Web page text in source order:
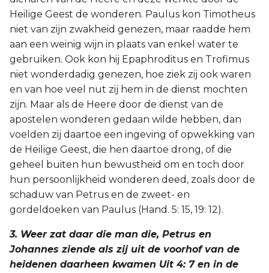
Heilige Geest de wonderen. Paulus kon Timotheus
niet van zijn zwakheid genezen, maar raadde hem
aan een weinig wijn in plaats van enkel water te
gebruiken. Ook kon hij Epaphroditus en Trofimus
niet wonderdadig genezen, hoe ziek zij ook waren
en van hoe veel nut zij hem in de dienst mochten
zijn. Maar als de Heere door de dienst van de
apostelen wonderen gedaan wilde hebben, dan
voelden zij daartoe een ingeving of opwekking van
de Heilige Geest, die hen daartoe drong, of die
geheel buiten hun bewustheid om en toch door
hun persoonlijkheid wonderen deed, zoals door de
schaduw van Petrus en de zweet- en
gordeldoeken van Paulus (Hand. 5: 15, 19: 12).
3. Weer zat daar die man die, Petrus en
Johannes ziende als zij uit de voorhof van de
heidenen daarheen kwamen Uit 4: 7 en in de